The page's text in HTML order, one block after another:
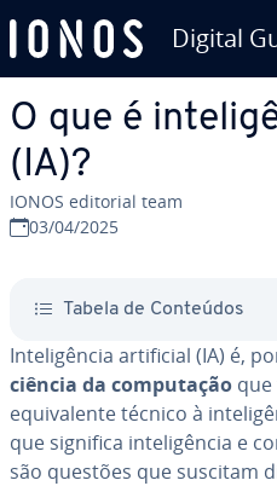
Digital
O que é
(IA)?
IONOS editorial team
03/04/2025
Tabela de Conteúdos
In­te­li­gên­cia ar­ti­fi­cial (IA) é,
ciência da com­pu­ta­ção
equi­va­lente técnico à
que significa in­te­li­gên­cia e
são questões que suscitam